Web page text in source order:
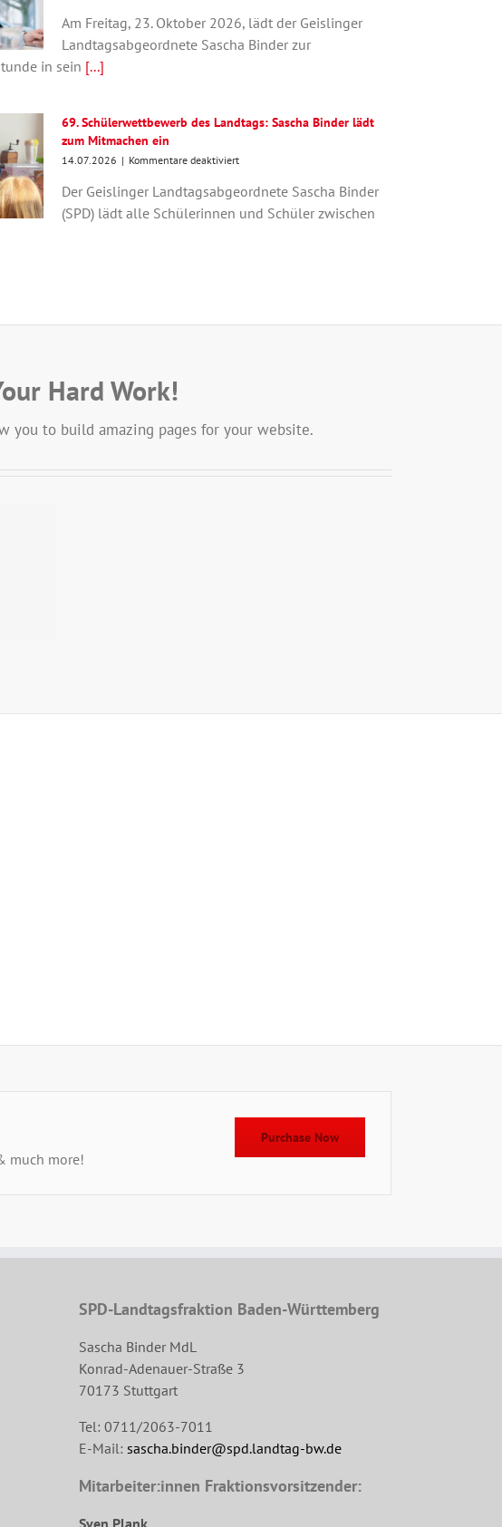
September
in
Geislingen
des
Geislinger
23.10.26
Am Freitag, 23. Oktober 2026, lädt der Geislinger
Landtagsabgeordnete Sascha Binder zur
in sein [...]
69. Schülerwettbewerb des Landtags: Sascha Binder lädt
zum Mitmachen ein
14.07.2026 | Kommentare deaktiviertfür
Schülerwettbewerb
des
ein
Der Geislinger Landtagsabgeordnete Sascha Binder
(SPD) lädt alle Schülerinnen und Schüler zwischen
Hard Work!
you to build amazing pages for your website.
Purchase Now
much more!
SPD-Landtagsfraktion Baden-Württemberg
Sascha Binder MdL
Konrad-Adenauer-Straße 3
70173 Stuttgart
Tel: 0711/2063-7011
E-Mail: sascha.binder@spd.landtag-bw.de
Mitarbeiter:innen Fraktionsvorsitzender: